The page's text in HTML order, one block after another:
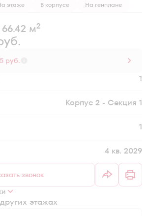
этаже В корпусе На генплане
м2
руб.
1
Корпус 2 - Секция 1
1
4 кв. 2029
звонок
этажах